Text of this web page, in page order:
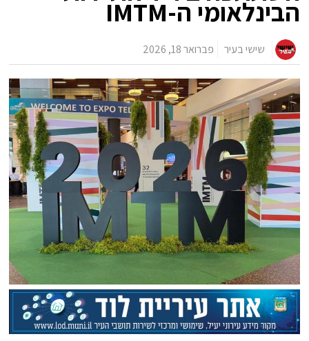
הבינלאומי ה-IMTM
שישי בעיר פברואר 18, 2026